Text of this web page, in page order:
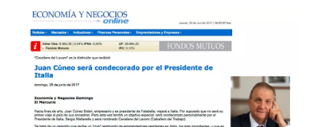
Wine Club
Más